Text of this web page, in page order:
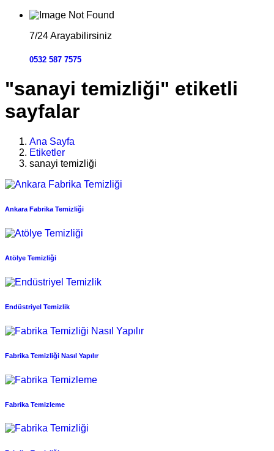
7/24 Arayabilirsiniz
0532 587 7575
"sanayi temizliği" etiketli
sayfalar
Ana Sayfa
Etiketler
sanayi temizliği
Ankara Fabrika Temizliği
Atölye Temizliği
Endüstriyel Temizlik
Fabrika Temizliği Nasıl Yapılır
Fabrika Temizleme